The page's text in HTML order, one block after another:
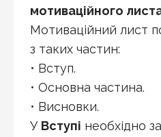
мотиваційного
Мотиваційний лист
з таких частин:
• Вступ.
• Основна частина.
• Висновки.
У Вступі необхідно